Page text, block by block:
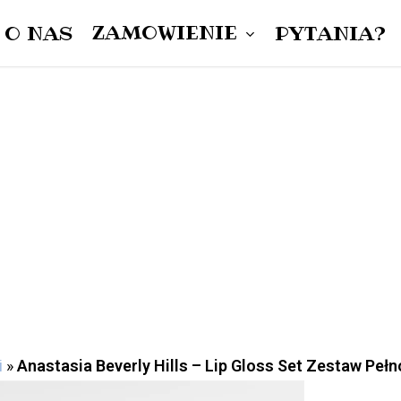
O NAS ZAMÓWIENIE PYTANIA?
Cart
»Anastasia Beverly Hills – Lip Gloss Set Zestaw